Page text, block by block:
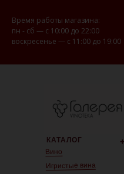
Время работы магазина:
пн - сб — с 10:00 до 22:00
воскресенье — с 11:00 до 19:00
КАТАЛОГ
Вино
Игристые вина